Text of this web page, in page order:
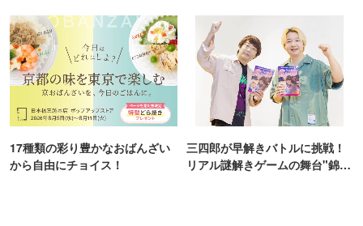
17種類の彩り豊かなおばんざい
から自由にチョイス！
三四郎が早解きバトルに挑戦！
リアル謎解きゲームの舞台"錦糸